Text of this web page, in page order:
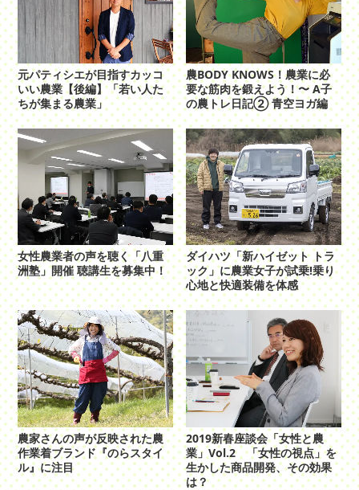
元パティシエが目指すカッコ
いい農業【後編】「若い人た
ちが集まる農業」
農BODY KNOWS！農業に必
要な筋肉を鍛えよう！〜 A子
の農トレ日記② 青空ヨガ編
女性農業者の声を聴く「八重
洲塾」開催 聴講生を募集中！
ダイハツ「新ハイゼット トラ
ック」に農業女子が試乗!乗り
心地と快適装備を体感
農家さんの声が反映された農
作業着ブランド『のらスタイ
ル』に注目
2019新春座談会「女性と農
業」Vol.2 「女性の視点」を
生かした商品開発、その効果
は？